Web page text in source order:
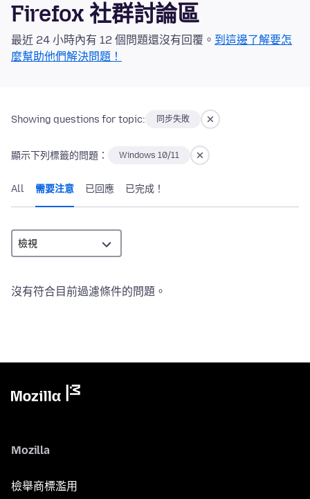
Firefox 社群討論區
最近 24 小時內有 12 個問題還沒有回覆。 到這邊了解要怎
麼幫助他們解決問題！
Showing questions for topic: 同步失敗
顯示下列標籤的問題： Windows 10/11
All 需要注意 已回應 已完成！
沒有符合目前過濾條件的問題。
Mozilla
檢舉商標濫用